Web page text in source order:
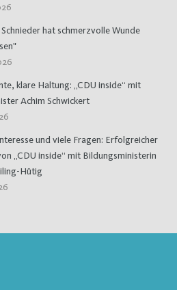
hat schmerzvolle Wunde
klare Haltung: „CDU inside“ mit
Achim Schwickert
und viele Fragen: Erfolgreicher
„CDU inside“ mit Bildungsministerin
Hütig